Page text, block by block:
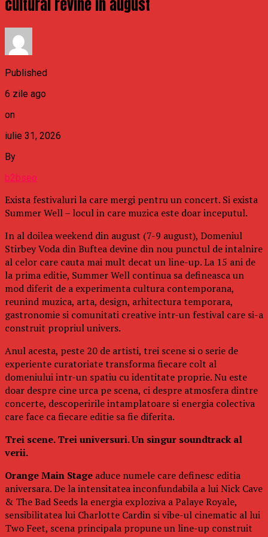
cultural revine in august
Published
6 zile ago
on
iulie 31, 2026
By
b2bseo
Exista festivaluri la care mergi pentru un concert. Si exista
Summer Well – locul in care muzica este doar inceputul.
In al doilea weekend din august (7-9 august), Domeniul
Stirbey Voda din Buftea devine din nou punctul de intalnire
al celor care cauta mai mult decat un line-up. La 15 ani de
la prima editie, Summer Well continua sa defineasca un
mod diferit de a experimenta cultura contemporana,
reunind muzica, arta, design, arhitectura temporara,
gastronomie si comunitati creative intr-un festival care si-a
construit propriul univers.
Anul acesta, peste 20 de artisti, trei scene si o serie de
experiente curatoriate transforma fiecare colt al
domeniului intr-un spatiu cu identitate proprie. Nu este
doar despre cine urca pe scena, ci despre atmosfera dintre
concerte, descoperirile intamplatoare si energia colectiva
care face ca fiecare editie sa fie diferita.
Trei scene. Trei universuri. Un singur soundtrack al
verii.
Orange Main Stage aduce numele care definesc editia
aniversara. De la intensitatea inconfundabila a lui Nick Cave
& The Bad Seeds la energia exploziva a Palaye Royale,
sensibilitatea lui Charlotte Cardin si vibe-ul cinematic al lui
Two Feet, scena principala propune un line-up construit